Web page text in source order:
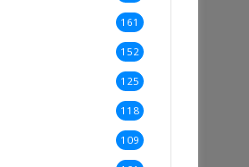
161
152
125
118
109